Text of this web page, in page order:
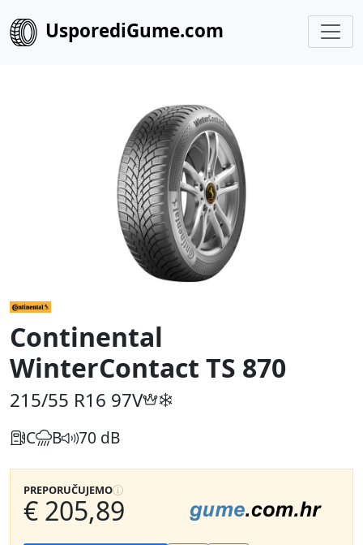
UsporediGume.com
Continental
WinterContact TS 870
215/55 R16 97V
C B 70 dB
PREPORUČUJEMO
€ 205,89